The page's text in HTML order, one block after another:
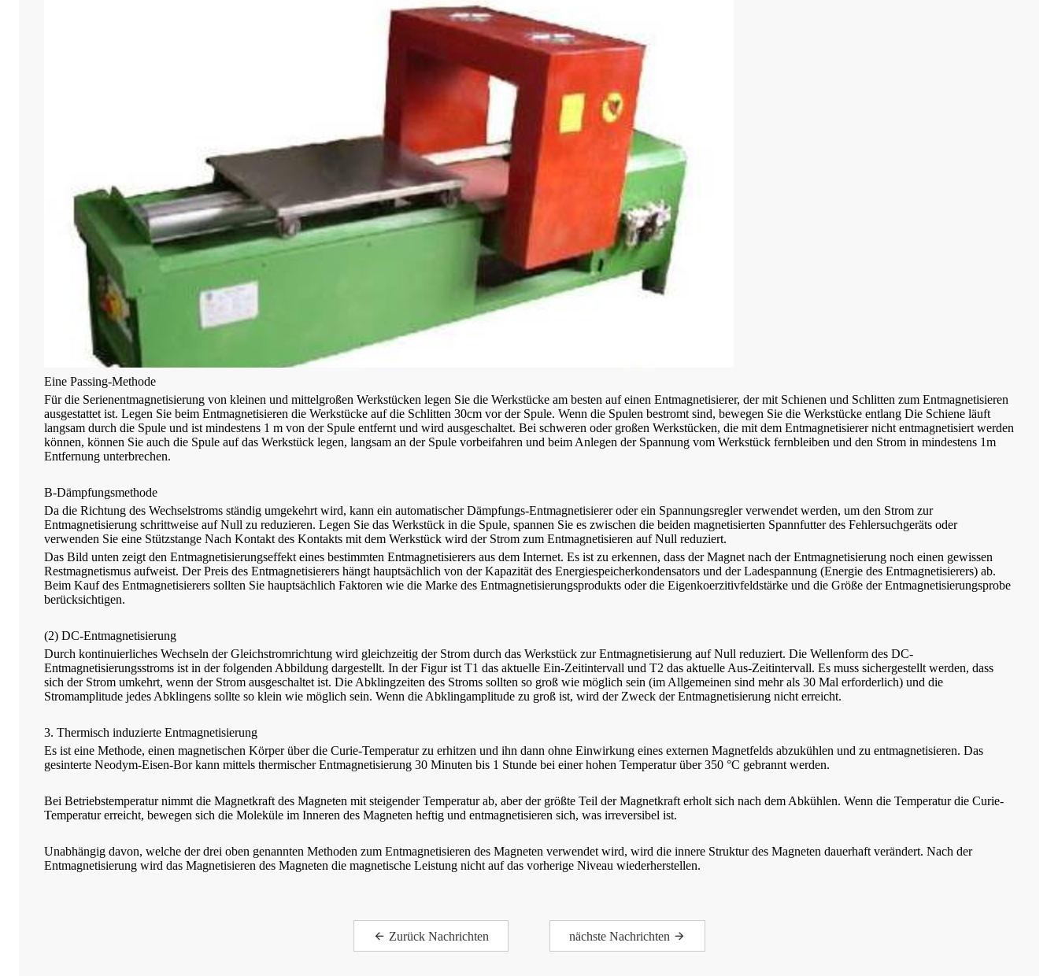
Eine Passing-Methode
Für die Serienentmagnetisierung von kleinen und mittelgroßen Werkstücken legen Sie die Werkstücke am besten auf einen Entmagnetisierer, der mit Schienen und Schlitten zum Entmagnetisieren
ausgestattet ist. Legen Sie beim Entmagnetisieren die Werkstücke auf die Schlitten 30cm vor der Spule. Wenn die Spulen bestromt sind, bewegen Sie die Werkstücke entlang Die Schiene läuft
langsam durch die Spule und ist mindestens 1 m von der Spule entfernt und wird ausgeschaltet. Bei schweren oder großen Werkstücken, die mit dem Entmagnetisierer nicht entmagnetisiert werden
können, können Sie auch die Spule auf das Werkstück legen, langsam an der Spule vorbeifahren und beim Anlegen der Spannung vom Werkstück fernbleiben und den Strom in mindestens 1m
Entfernung unterbrechen.
B-Dämpfungsmethode
Da die Richtung des Wechselstroms ständig umgekehrt wird, kann ein automatischer Dämpfungs-Entmagnetisierer oder ein Spannungsregler verwendet werden, um den Strom zur
Entmagnetisierung schrittweise auf Null zu reduzieren. Legen Sie das Werkstück in die Spule, spannen Sie es zwischen die beiden magnetisierten Spannfutter des Fehlersuchgeräts oder
verwenden Sie eine Stützstange Nach Kontakt des Kontakts mit dem Werkstück wird der Strom zum Entmagnetisieren auf Null reduziert.
Das Bild unten zeigt den Entmagnetisierungseffekt eines bestimmten Entmagnetisierers aus dem Internet. Es ist zu erkennen, dass der Magnet nach der Entmagnetisierung noch einen gewissen
Restmagnetismus aufweist. Der Preis des Entmagnetisierers hängt hauptsächlich von der Kapazität des Energiespeicherkondensators und der Ladespannung (Energie des Entmagnetisierers) ab.
Beim Kauf des Entmagnetisierers sollten Sie hauptsächlich Faktoren wie die Marke des Entmagnetisierungsprodukts oder die Eigenkoerzitivfeldstärke und die Größe der Entmagnetisierungsprobe
berücksichtigen.
(2) DC-Entmagnetisierung
Durch kontinuierliches Wechseln der Gleichstromrichtung wird gleichzeitig der Strom durch das Werkstück zur Entmagnetisierung auf Null reduziert. Die Wellenform des DC-
Entmagnetisierungsstroms ist in der folgenden Abbildung dargestellt. In der Figur ist T1 das aktuelle Ein-Zeitintervall und T2 das aktuelle Aus-Zeitintervall. Es muss sichergestellt werden, dass
sich der Strom umkehrt, wenn der Strom ausgeschaltet ist. Die Abklingzeiten des Stroms sollten so groß wie möglich sein (im Allgemeinen sind mehr als 30 Mal erforderlich) und die
Stromamplitude jedes Abklingens sollte so klein wie möglich sein. Wenn die Abklingamplitude zu groß ist, wird der Zweck der Entmagnetisierung nicht erreicht.
3. Thermisch induzierte Entmagnetisierung
Es ist eine Methode, einen magnetischen Körper über die Curie-Temperatur zu erhitzen und ihn dann ohne Einwirkung eines externen Magnetfelds abzukühlen und zu entmagnetisieren. Das
gesinterte Neodym-Eisen-Bor kann mittels thermischer Entmagnetisierung 30 Minuten bis 1 Stunde bei einer hohen Temperatur über 350 °C gebrannt werden.
Bei Betriebstemperatur nimmt die Magnetkraft des Magneten mit steigender Temperatur ab, aber der größte Teil der Magnetkraft erholt sich nach dem Abkühlen. Wenn die Temperatur die Curie-
Temperatur erreicht, bewegen sich die Moleküle im Inneren des Magneten heftig und entmagnetisieren sich, was irreversibel ist.
Unabhängig davon, welche der drei oben genannten Methoden zum Entmagnetisieren des Magneten verwendet wird, wird die innere Struktur des Magneten dauerhaft verändert. Nach der
Entmagnetisierung wird das Magnetisieren des Magneten die magnetische Leistung nicht auf das vorherige Niveau wiederherstellen.
Zurück Nachrichten nächste Nachrichten